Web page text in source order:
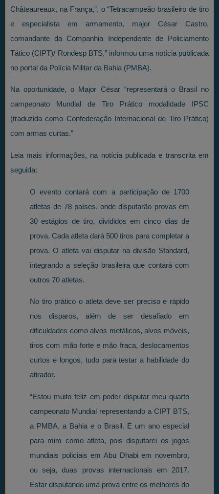
Châteaureaux, na França,”, o “Tetracampeão brasileiro de tiro
e especialista em armamento, major César Castro,
comandante da Companhia Independente de Policiamento
Tático (CIPT)/ Rondesp BTS,” informou uma notícia publicada
no portal da Polícia Militar da Bahia (PMBA).
Na oportunidade, o Major César “representará o Brasil no
campeonato Mundial de Tiro Prático modalidade IPSC
(traduzida como Confederação Internacional de Tiro Prático)
com armas curtas.”
Leia mais informações, na notícia publicada e transcrita em
seguida:
O evento contará com a participação de 1700
atletas de 78 países, onde disputarão provas em
30 estágios de tiro, divididos em cinco dias de
prova. Cada atleta dará 500 tiros para completar a
prova. O atleta vai disputar na divisão Standard,
integrando a seleção brasileira que contará com
outros 70 atletas.
No tiro prático o atleta deve ser preciso e rápido
nos disparos, além de ser desafiado em
dificuldades como alvos metálicos, alvos móveis,
tiros com mão forte e mão fraca, deslocamentos
curtos e longos, tudo para testar a habilidade do
atirador.
“Estou muito feliz em poder disputar meu quarto
campeonato Mundial representando a CIPT BTS,
a PMBA, a Bahia e o Brasil. É um ano especial
para mim como atleta, pois disputarei os jogos
mundiais policiais em Abu Dhabi em novembro,
ou seja, duas provas internacionais em 2017.
Estar disputando uma prova entre os melhores do